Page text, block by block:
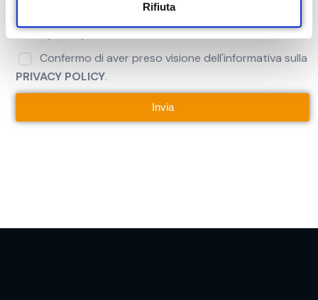
Rifiuta
Privacy Policy
Confermo di aver preso visione dell'informativa sulla
PRIVACY POLICY.
Invia